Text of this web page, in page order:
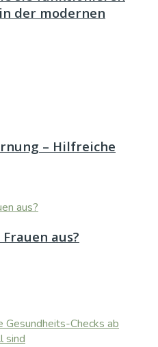
der modernen
– Hilfreiche
aus?